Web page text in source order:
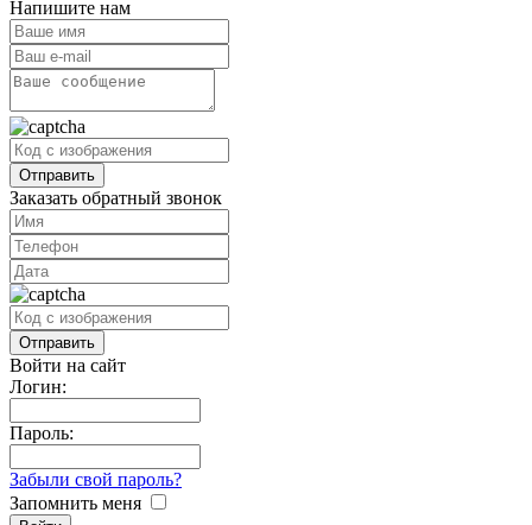
Напишите нам
Заказать обратный звонок
Войти на сайт
Логин:
Пароль:
Забыли свой пароль?
Запомнить меня